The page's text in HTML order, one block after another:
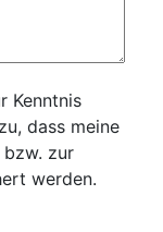
Kenntnis
dass meine
bzw. zur
werden.